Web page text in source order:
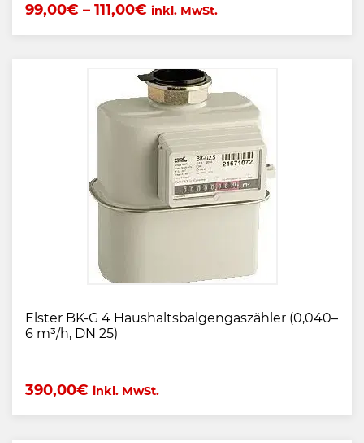
99,00€ – 111,00€ inkl. MwSt.
Elster BK-G 4 Haushaltsbalgengaszähler (0,040–
6 m³/h, DN 25)
390,00€ inkl. MwSt.